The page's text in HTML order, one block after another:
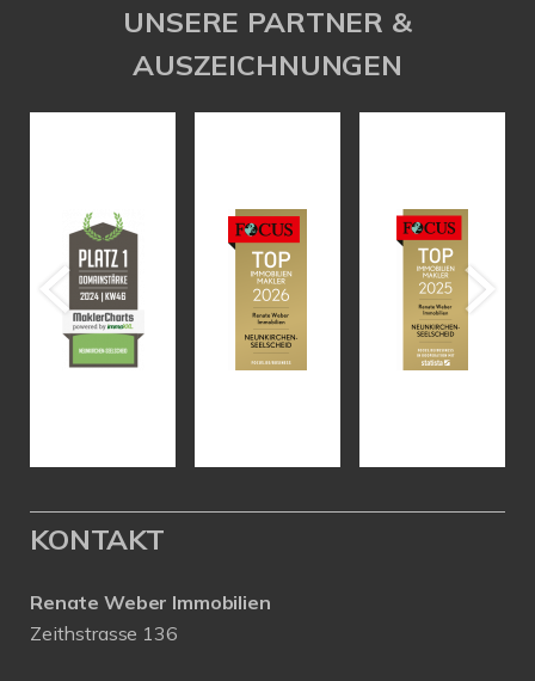
UNSERE PARTNER &
AUSZEICHNUNGEN
KONTAKT
Renate Weber Immobilien
Zeithstrasse 136